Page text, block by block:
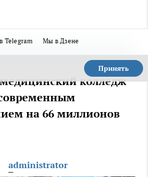
Telegram Мы в Дзене
Принять
колледж
на 66 миллионов
administrator